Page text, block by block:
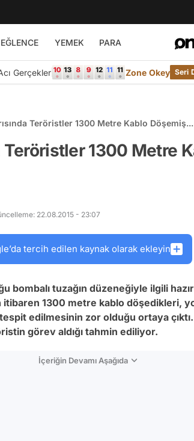
EĞLENCE YEMEK PARA
Gerçekler Zone Okey Seri
Teröristler 1300 Metre Kablo Döşemiş...
Teröristler 1300 Metre
22.08.2015 - 23:07
tercih edilen kaynak olarak ekleyin
bombalı tuzağın düzeneğiyle ilgili
1300 metre kablo döşedikleri,
edilmesinin zor olduğu ortaya çıktı.
görev aldığı tahmin ediliyor.
İçeriğin Devamı Aşağıda